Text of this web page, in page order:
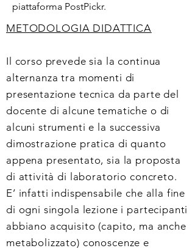
piattaforma PostPickr.
METODOLOGIA DIDATTICA
Il corso prevede sia la continua
alternanza tra momenti di
presentazione tecnica da parte del
docente di alcune tematiche o di
alcuni strumenti e la successiva
dimostrazione pratica di quanto
appena presentato, sia la proposta
di attività di laboratorio concreto.
E’ infatti indispensabile che alla fine
di ogni singola lezione i partecipanti
abbiano acquisito (capito, ma anche
metabolizzato) conoscenze e